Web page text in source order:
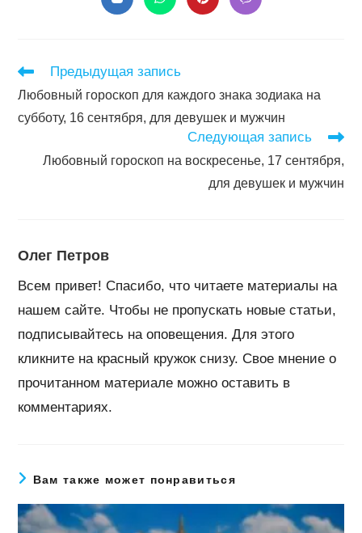
Открывается
в
Открывается
в
Открывается
в
Открывается
в
Читать
статьи
Предыдущая запись
Любовный гороскоп для каждого знака зодиака на
субботу, 16 сентября, для девушек и мужчин
Следующая запись
Любовный гороскоп на воскресенье, 17 сентября,
для девушек и мужчин
Олег Петров
Всем привет! Спасибо, что читаете материалы на
нашем сайте. Чтобы не пропускать новые статьи,
подписывайтесь на оповещения. Для этого
кликните на красный кружок снизу. Свое мнение о
прочитанном материале можно оставить в
комментариях.
Вам также может понравиться